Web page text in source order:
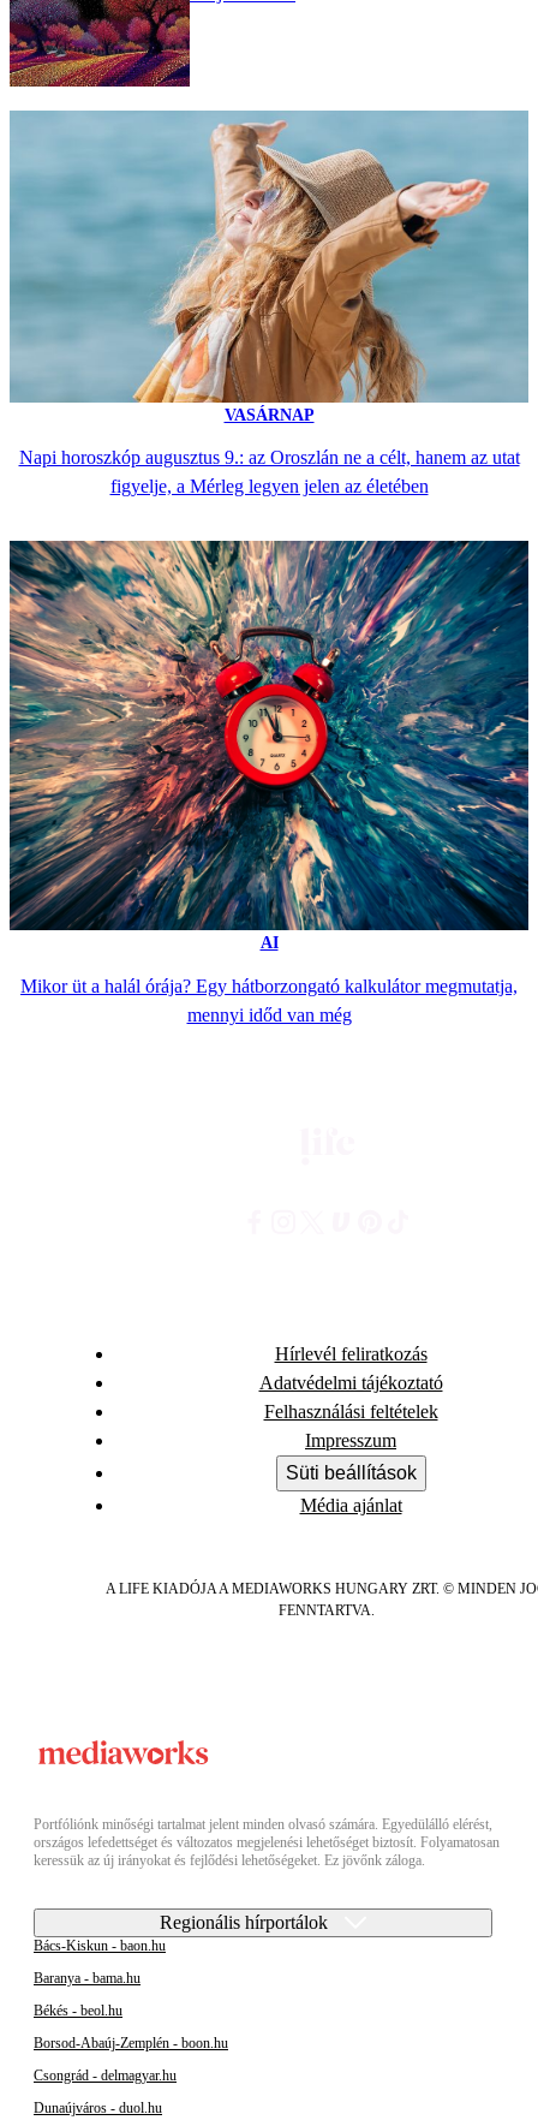
VASÁRNAP
Napi horoszkóp augusztus 9.: az Oroszlán ne a célt, hanem az utat
figyelje, a Mérleg legyen jelen az életében
AI
Mikor üt a halál órája? Egy hátborzongató kalkulátor megmutatja,
mennyi időd van még
Hírlevél feliratkozás
Adatvédelmi tájékoztató
Felhasználási feltételek
Impresszum
Süti beállítások
Média ajánlat
A LIFE KIADÓJA A MEDIAWORKS HUNGARY ZRT. © MINDEN
FENNTARTVA.
Portfóliónk minőségi tartalmat jelent minden olvasó számára. Egyedülálló elérést,
országos lefedettséget és változatos megjelenési lehetőséget biztosít. Folyamatosan
keressük az új irányokat és fejlődési lehetőségeket. Ez jövőnk záloga.
Regionális hírportálok
Bács-Kiskun - baon.hu
Baranya - bama.hu
Békés - beol.hu
Borsod-Abaúj-Zemplén - boon.hu
Csongrád - delmagyar.hu
Dunaújváros - duol.hu